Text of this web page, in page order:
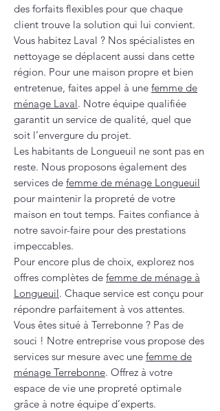
des forfaits flexibles pour que chaque
client trouve la solution qui lui convient.
Vous habitez Laval ? Nos spécialistes en
nettoyage se déplacent aussi dans cette
région. Pour une maison propre et bien
entretenue, faites appel à une femme de
ménage Laval. Notre équipe qualifiée
garantit un service de qualité, quel que
soit l’envergure du projet.
Les habitants de Longueuil ne sont pas en
reste. Nous proposons également des
services de femme de ménage Longueuil
pour maintenir la propreté de votre
maison en tout temps. Faites confiance à
notre savoir-faire pour des prestations
impeccables.
Pour encore plus de choix, explorez nos
offres complètes de femme de ménage à
Longueuil. Chaque service est conçu pour
répondre parfaitement à vos attentes.
Vous êtes situé à Terrebonne ? Pas de
souci ! Notre entreprise vous propose des
services sur mesure avec une femme de
ménage Terrebonne. Offrez à votre
espace de vie une propreté optimale
grâce à notre équipe d’experts.